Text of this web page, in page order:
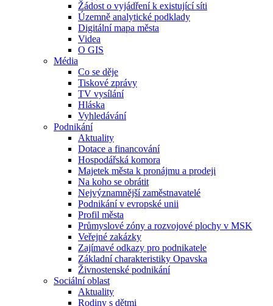
Žádost o vyjádření k existující síti
Územně analytické podklady
Digitální mapa města
Videa
O GIS
Média
Co se děje
Tiskové zprávy
TV vysílání
Hláska
Vyhledávání
Podnikání
Aktuality
Dotace a financování
Hospodářská komora
Majetek města k pronájmu a prodeji
Na koho se obrátit
Nejvýznamnější zaměstnavatelé
Podnikání v evropské unii
Profil města
Průmyslové zóny a rozvojové plochy v MSK
Veřejné zakázky
Zajímavé odkazy pro podnikatele
Základní charakteristiky Opavska
Živnostenské podnikání
Sociální oblast
Aktuality
Rodiny s dětmi